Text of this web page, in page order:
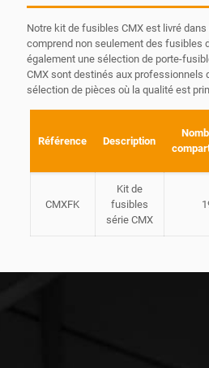
Notre kit de fusibles CMX est livré
comprend non seulement des fusibles
également une sélection de porte-
CMX sont destinés aux professionnels
sélection de pièces où la qualité est
Référence Description
CMXFK
Kit de
fusibles
série CMX